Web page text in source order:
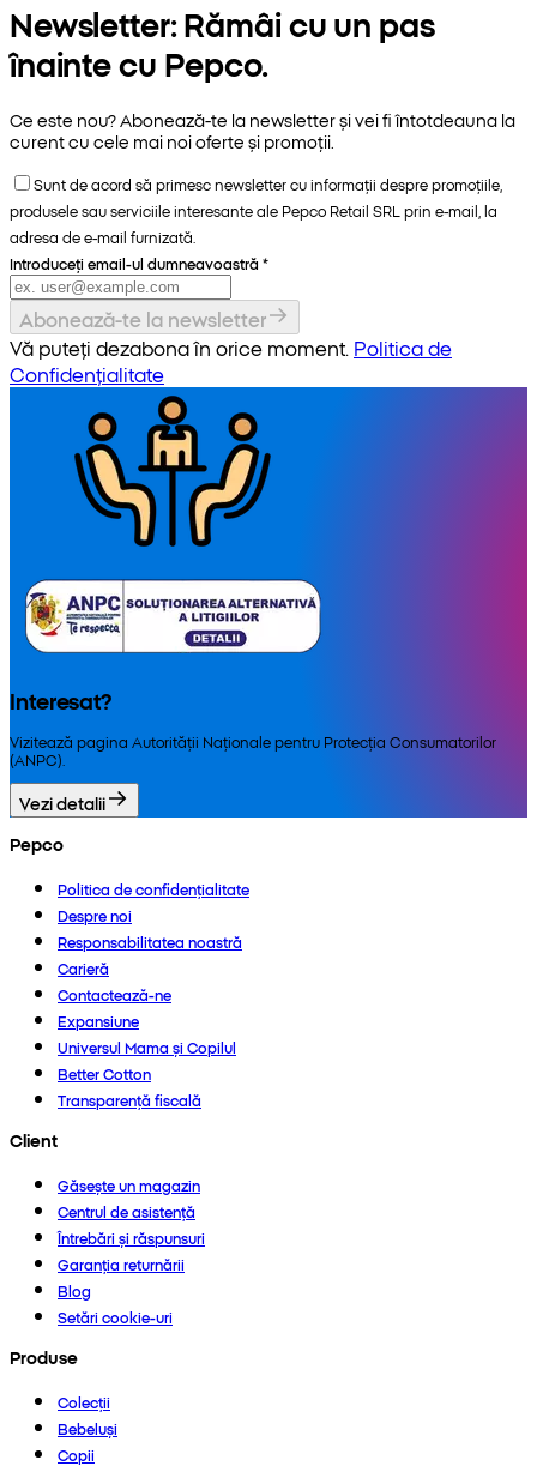
Newsletter: Rămâi cu un pas
înainte cu Pepco.
Ce este nou? Abonează-te la newsletter și vei fi întotdeauna la
curent cu cele mai noi oferte și promoții.
Sunt de acord să primesc newsletter cu informații despre promoțiile,
produsele sau serviciile interesante ale Pepco Retail SRL prin e-mail, la
adresa de e-mail furnizată.
Introduceți email-ul dumneavoastră *
Abonează-te la newsletter
Vă puteți dezabona în orice moment. Politica de
Confidențialitate
Interesat?
Vizitează pagina Autorității Naționale pentru Protecția Consumatorilor
(ANPC).
Vezi detalii
Pepco
Politica de confidențialitate
Despre noi
Responsabilitatea noastră
Carieră
Contactează-ne
Expansiune
Universul Mama și Copilul
Better Cotton
Transparență fiscală
Client
Găsește un magazin
Centrul de asistență
Întrebări și răspunsuri
Garanția returnării
Blog
Setări cookie-uri
Produse
Colecții
Bebeluși
Copii